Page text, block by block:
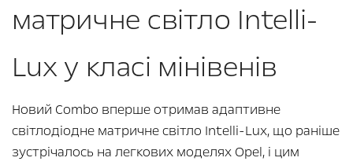
матричне світло Intelli-
Lux у класі мінівенів
Новий Combo вперше отримав адаптивне
світлодіодне матричне світло Intelli-Lux, що раніше
зустрічалось на легкових моделях Opel, і цим